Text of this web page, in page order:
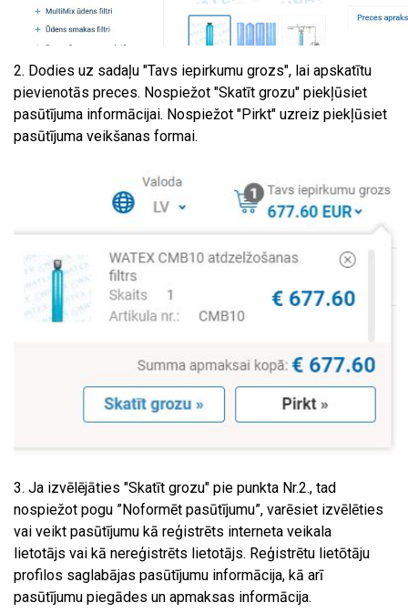
2. Dodies uz sadaļu "Tavs iepirkumu grozs", lai apskatītu
pievienotās preces. Nospiežot "Skatīt grozu" piekļūsiet
pasūtījuma informācijai. Nospiežot "Pirkt" uzreiz piekļūsiet
pasūtījuma veikšanas formai.
3. Ja izvēlējāties "Skatīt grozu" pie punkta Nr.2., tad
nospiežot pogu ”Noformēt pasūtījumu”, varēsiet izvēlēties
vai veikt pasūtījumu kā reģistrēts interneta veikala
lietotājs vai kā nereģistrēts lietotājs. Reģistrētu lietōtāju
profilos saglabājas pasūtījumu informācija, kā arī
pasūtījumu piegādes un apmaksas informācija.